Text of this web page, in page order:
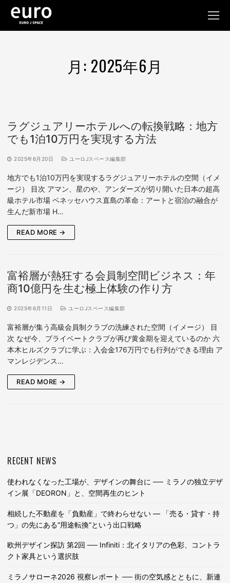
月: 2025年6月
ラグジュアリーホテルへの転換戦略：地方
でも1泊10万円を実現する方法
2025年6月20日 ユーロJスペース編集部
地方でも1泊10万円を実現するラグジュアリーホテルの空間（イメ
ージ） 目次 アマン、星のや、アンダーズが切り開いた日本の超高
級ホテル市場 ベネッセハウス直島の革命：アートと宿泊の融合が
生んだ新市場 H…
READ MORE →
富裕層が熱狂する会員制空間ビジネス：年
商10億円を生む極上体験の作り方
2025年6月11日 ユーロJスペース編集部
富裕層が集う高級会員制クラブの洗練された空間（イメージ） 目
次 なぜ今、プライベートクラブが再び黄金期を迎えているのか 六
本木ヒルズクラブに学ぶ：入会金176万円でも行列ができる理由 ア
マンレジデンス…
READ MORE →
RECENT NEWS
使われなくなった工場が、デザインの舞台に ── ミラノの独立デザ
イン展「DEORON」と、空間再生のヒント
相続した不動産を「負動産」で終わらせない ― 「売る・貸す・持
つ」の先にある“用途転換”という出口戦略
欧州デザイン探訪 第2回 ── Infiniti：北イタリアの色彩、コントラ
クト家具という選択肢
ミラノサローネ2026 視察レポート ── 街の空気感とともに、新連